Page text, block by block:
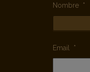
Nombre *
Email *